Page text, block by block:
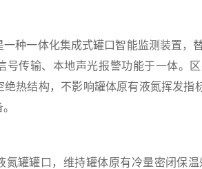
一种一体化集成式罐口智能监测装置，
号传输、本地声光报警功能于一体。
绝热结构，不影响罐体原有液氮挥发
氮罐罐口，维持罐体原有冷量密闭保